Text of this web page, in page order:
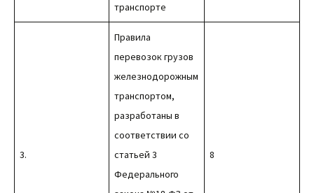
транспорте
3.
Правила
перевозок грузов
железнодорожным
транспортом,
разработаны в
соответствии со
статьей 3
Федерального
8